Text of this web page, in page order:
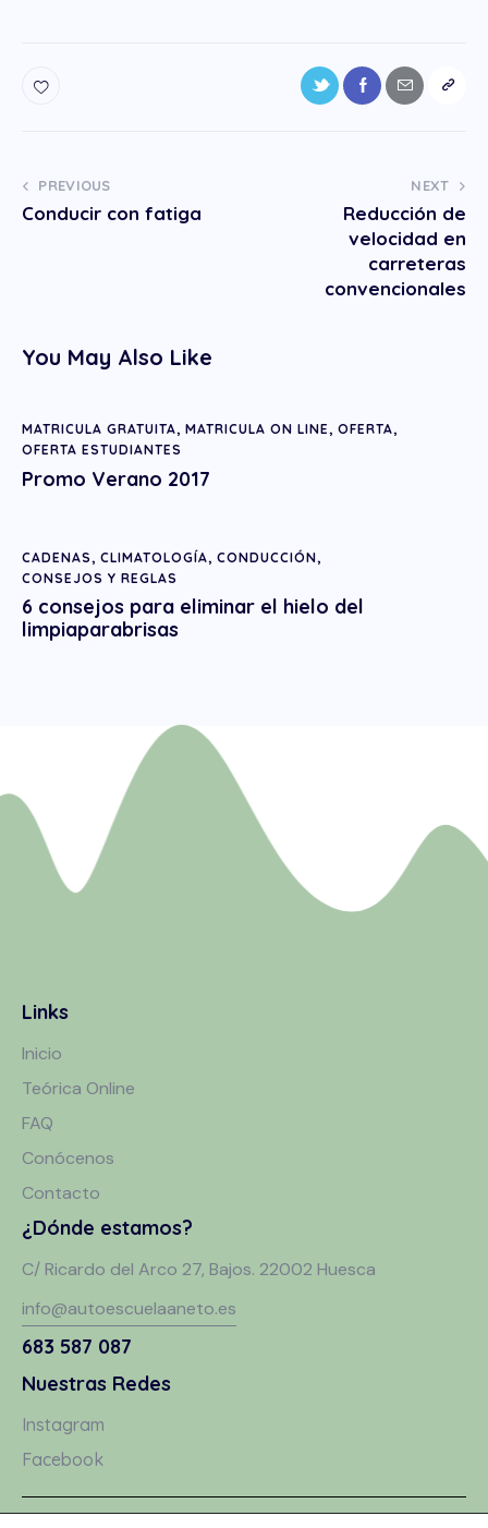
PREVIOUS
Conducir con fatiga
NEXT
Reducción de
velocidad en
carreteras
convencionales
You May Also Like
MATRICULA GRATUITA, MATRICULA ON LINE, OFERTA,
OFERTA ESTUDIANTES
Promo Verano 2017
CADENAS , CLIMATOLOGÍA, CONDUCCIÓN,
CONSEJOS Y REGLAS
6 consejos para eliminar el hielo del
limpiaparabrisas
Links
Inicio
Teórica Online
FAQ
Conócenos
Contacto
¿Dónde estamos?
C/ Ricardo del Arco 27, Bajos. 22002 Huesca
info@autoescuelaaneto.es
683 587 087
Nuestras Redes
Instagram
Facebook